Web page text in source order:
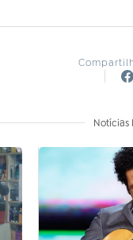
Notícias